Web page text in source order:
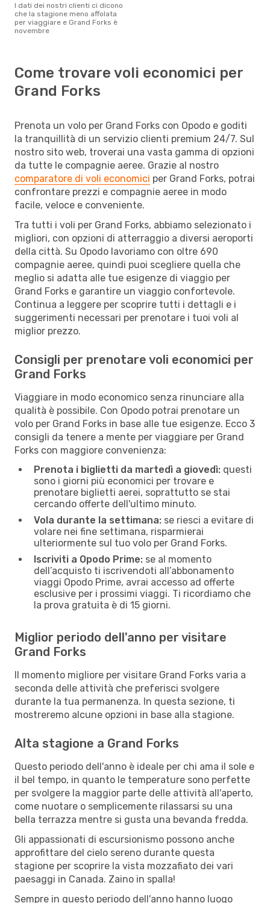
I dati dei nostri clienti ci dicono
che la stagione meno affolata
per viaggiare e Grand Forks è
novembre
Come trovare voli economici per
Grand Forks
Prenota un volo per Grand Forks con Opodo e goditi
la tranquillità di un servizio clienti premium 24/7. Sul
nostro sito web, troverai una vasta gamma di opzioni
da tutte le compagnie aeree. Grazie al nostro
comparatore di voli economici per Grand Forks, potrai
confrontare prezzi e compagnie aeree in modo
facile, veloce e conveniente.
Tra tutti i voli per Grand Forks, abbiamo selezionato i
migliori, con opzioni di atterraggio a diversi aeroporti
della città. Su Opodo lavoriamo con oltre 690
compagnie aeree, quindi puoi scegliere quella che
meglio si adatta alle tue esigenze di viaggio per
Grand Forks e garantire un viaggio confortevole.
Continua a leggere per scoprire tutti i dettagli e i
suggerimenti necessari per prenotare i tuoi voli al
miglior prezzo.
Consigli per prenotare voli economici per
Grand Forks
Viaggiare in modo economico senza rinunciare alla
qualità è possibile. Con Opodo potrai prenotare un
volo per Grand Forks in base alle tue esigenze. Ecco 3
consigli da tenere a mente per viaggiare per Grand
Forks con maggiore convenienza:
Prenota i biglietti da martedì a giovedì: questi
sono i giorni più economici per trovare e
prenotare biglietti aerei, soprattutto se stai
cercando offerte dell'ultimo minuto.
Vola durante la settimana: se riesci a evitare di
volare nei fine settimana, risparmierai
ulteriormente sul tuo volo per Grand Forks.
Iscriviti a Opodo Prime: se al momento
dell’acquisto ti iscrivendoti all’abbonamento
viaggi Opodo Prime, avrai accesso ad offerte
esclusive per i prossimi viaggi. Ti ricordiamo che
la prova gratuita è di 15 giorni.
Miglior periodo dell'anno per visitare
Grand Forks
Il momento migliore per visitare Grand Forks varia a
seconda delle attività che preferisci svolgere
durante la tua permanenza. In questa sezione, ti
mostreremo alcune opzioni in base alla stagione.
Alta stagione a Grand Forks
Questo periodo dell'anno è ideale per chi ama il sole e
il bel tempo, in quanto le temperature sono perfette
per svolgere la maggior parte delle attività all'aperto,
come nuotare o semplicemente rilassarsi su una
bella terrazza mentre si gusta una bevanda fredda.
Gli appassionati di escursionismo possono anche
approfittare del cielo sereno durante questa
stagione per scoprire la vista mozzafiato dei vari
paesaggi in Canada. Zaino in spalla!
Sempre in questo periodo dell'anno hanno luogo